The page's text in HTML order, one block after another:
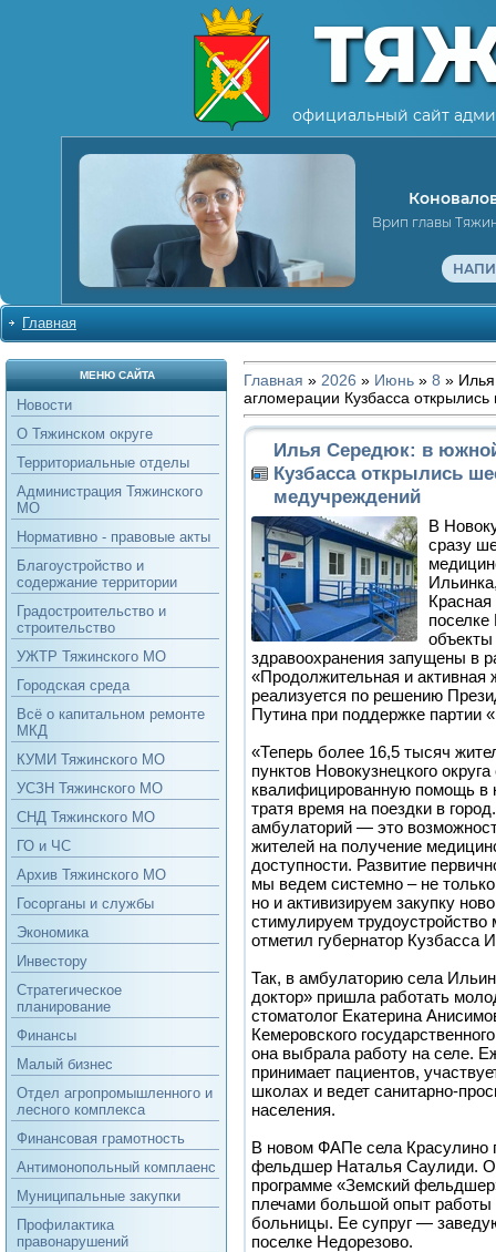
официальный сайт
Врип главы
Главная
МЕНЮ САЙТА
Новости
О Тяжинском округе
Территориальные отделы
Администрация Тяжинского
МО
Нормативно - правовые акты
Благоустройство и
содержание территории
Градостроительство и
строительство
УЖТР Тяжинского МО
Городская среда
Всё о капитальном ремонте
МКД
КУМИ Тяжинского МО
УСЗН Тяжинского МО
СНД Тяжинского МО
ГО и ЧС
Архив Тяжинского МО
Госорганы и службы
Экономика
Инвестору
Стратегическое
планирование
Финансы
Малый бизнес
Отдел агропромышленного и
лесного комплекса
Финансовая грамотность
Антимонопольный комплаенс
Муниципальные закупки
Профилактика
правонарушений
Главная » 2026 » Июнь » 8 »
агломерации Кузбасса
Илья Середюк: в
Кузбасса открылись
медучреждений
В
сразу
объекты
здравоохранения запущены в
«Продолжительная и активная
реализуется по решению
Путина при поддержке партии
«Теперь более 16,5 тысяч
пунктов Новокузнецкого
квалифицированную помощь в
тратя время на поездки в
амбулаторий — это
жителей на получение
доступности. Развитие
мы ведем системно – не
но и активизируем закупку
стимулируем
отметил губернатор Кузбасса
Так, в амбулаторию села
доктор» пришла работать
стоматолог Екатерина
Кемеровского
она выбрала работу на селе.
принимает пациентов,
школах и ведет санитарно-
населения.
В новом ФАПе села Красулино
фельдшер Наталья Саулиди.
программе «Земский
плечами большой опыт работы
больницы. Ее супруг —
поселке Недорезово.